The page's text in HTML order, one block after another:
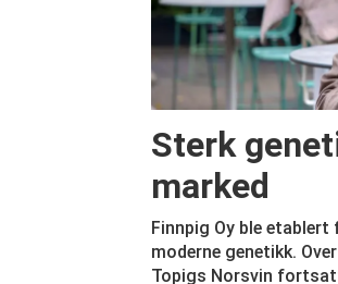
Sterk
marked
Finnpig Oy ble
moderne genetikk.
Topigs Norsvin